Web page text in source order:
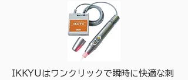
IKKYUはワンクリックで瞬時に快適な刺